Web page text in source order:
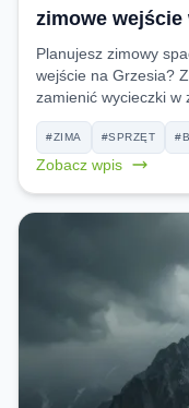
zimowe wejście
Planujesz zimowy
wejście na Grzesia?
zamienić wycieczki w
#ZIMA #SPRZĘT
Zobacz wpis